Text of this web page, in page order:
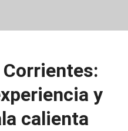
y
calienta